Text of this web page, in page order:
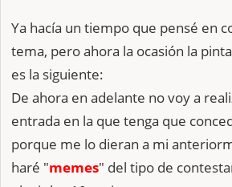
Ya hacía un tiempo que pensé en
tema, pero ahora la ocasión la
es la siguiente:
De ahora en adelante no voy a
entrada en la que tenga que
porque me lo dieran a mi
haré "memes" del tipo de